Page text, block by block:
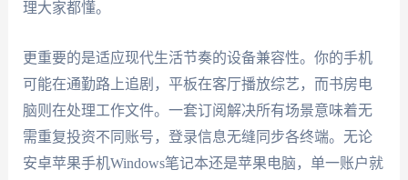
理大家都懂。
更重要的是适应现代生活节奏的设备兼容性。你的手机
可能在通勤路上追剧，平板在客厅播放综艺，而书房电
脑则在处理工作文件。一套订阅解决所有场景意味着无
需重复投资不同账号，登录信息无缝同步各终端。无论
安卓苹果手机Windows笔记本还是苹果电脑，单一账户就